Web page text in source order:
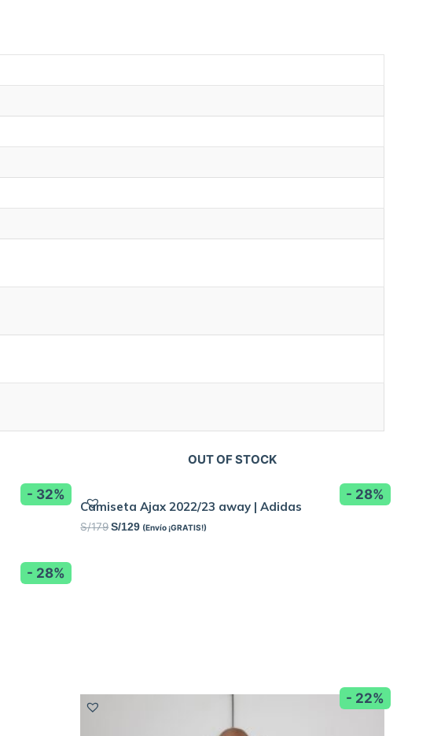
- 32% - 28%
OUT OF STOCK
Camiseta Ajax 2022/23 away | Adidas
S/179 S/129 (Envío ¡GRATIS!)
- 28%
- 22%